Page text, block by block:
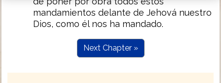
mandamientos delante de Jehová nuestro
Dios, como él nos ha mandado.
Next Chapter »